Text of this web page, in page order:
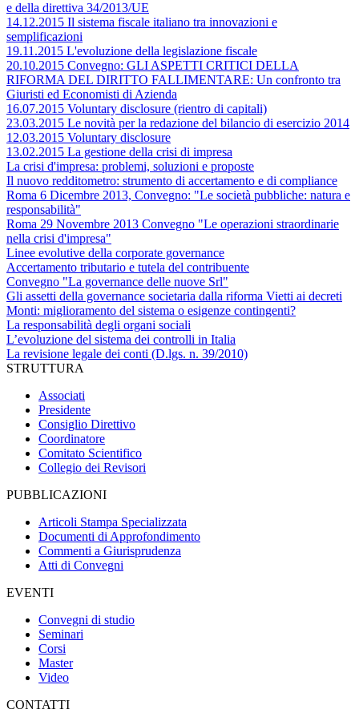
e della direttiva 34/2013/UE
14.12.2015 Il sistema fiscale italiano tra innovazioni e
semplificazioni
19.11.2015 L'evoluzione della legislazione fiscale
20.10.2015 Convegno: GLI ASPETTI CRITICI DELLA
RIFORMA DEL DIRITTO FALLIMENTARE: Un confronto tra
Giuristi ed Economisti di Azienda
16.07.2015 Voluntary disclosure (rientro di capitali)
23.03.2015 Le novità per la redazione del bilancio di esercizio 2014
12.03.2015 Voluntary disclosure
13.02.2015 La gestione della crisi di impresa
La crisi d'impresa: problemi, soluzioni e proposte
Il nuovo redditometro: strumento di accertamento e di compliance
Roma 6 Dicembre 2013, Convegno: "Le società pubbliche: natura e
responsabilità"
Roma 29 Novembre 2013 Convegno "Le operazioni straordinarie
nella crisi d'impresa"
Linee evolutive della corporate governance
Accertamento tributario e tutela del contribuente
Convegno "La governance delle nuove Srl"
Gli assetti della governance societaria dalla riforma Vietti ai decreti
Monti: miglioramento del sistema o esigenze contingenti?
La responsabilità degli organi sociali
L’evoluzione del sistema dei controlli in Italia
La revisione legale dei conti (D.lgs. n. 39/2010)
STRUTTURA
Associati
Presidente
Consiglio Direttivo
Coordinatore
Comitato Scientifico
Collegio dei Revisori
PUBBLICAZIONI
Articoli Stampa Specializzata
Documenti di Approfondimento
Commenti a Giurisprudenza
Atti di Convegni
EVENTI
Convegni di studio
Seminari
Corsi
Master
Video
CONTATTI